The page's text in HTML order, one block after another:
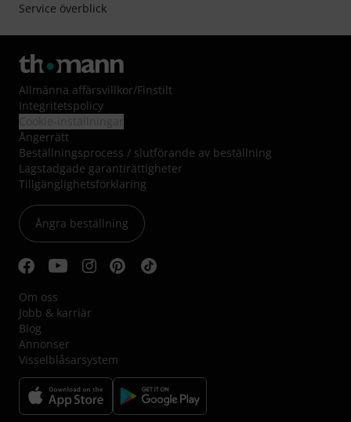
Service överblick
Allmänna affärsvillkor/Finstilt
Integritetspolicy
Ångerrätt
Beställningsprocess / slutförande av beställning
Lagstadgade garantirättigheter
Tillgänglighetsförklaring
Ångra beställning
Om oss
Jobb & karriär
Blog
Annonser
Visselblåsarsystem